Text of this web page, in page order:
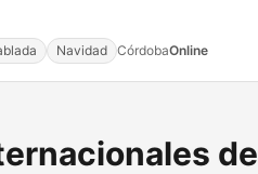
Navidad CórdobaOnline
de